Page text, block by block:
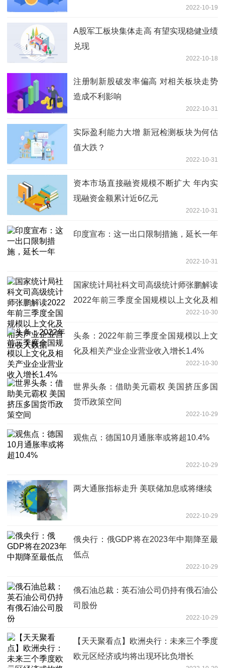
2022-10-19
A股军工板块集体走高 有望实现稳健业绩
兑现
2022-10-18
注册制新股破发率偏高 对相关板块走势
造成不利影响
2022-10-31
实际盈利能力大增 新冠检测板块为何估
值大跌？
2022-10-31
资本市场直接融资规模不断扩大 年内实
现融资金额累计近6亿元
2022-10-31
印度宣布：这一出口限制措施，延长一年
2022-10-31
国家统计局社科文司高级统计师张鹏解读
2022年前三季度全国规模以上文化及相
2022-10-30
头条：2022年前三季度全国规模以上文
化及相关产业企业营业收入增长1.4%
2022-10-30
世界头条：借助美元霸权 美国挤压多国
货币政策空间
2022-10-29
观焦点：德国10月通胀率或将超10.4%
2022-10-29
两大通胀指标走升 美联储加息或将继续
2022-10-29
俄央行：俄GDP将在2023年中期降至最
低点
2022-10-29
俄石油总裁：英石油公司仍持有俄石油公
司股份
2022-10-29
【天天聚看点】欧洲央行：未来三个季度
欧元区经济或均将出现环比负增长